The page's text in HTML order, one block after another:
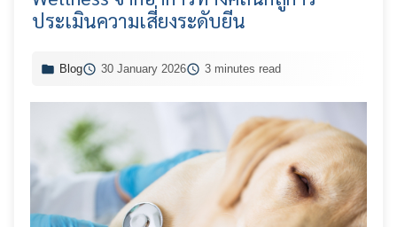
ประเมินความเสี่ยงระดับยีน
Blog 30 January 2026 3 minutes read